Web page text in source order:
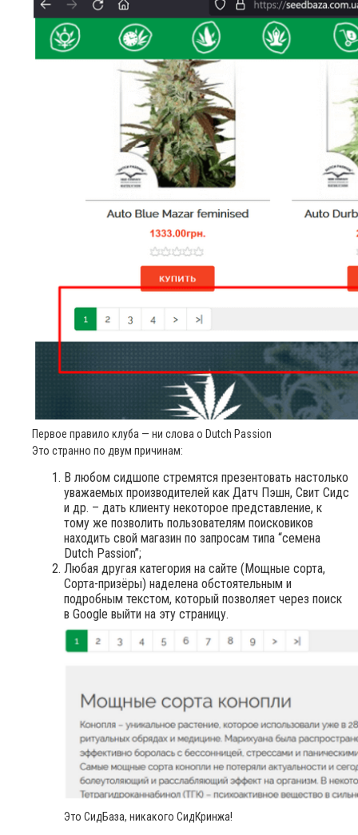
Первое правило клуба — ни слова о Dutch Passion
Это странно по двум причинам:
В любом сидшопе стремятся презентовать настолько
уважаемых производителей как Датч Пэшн, Свит Сидс
и др. – дать клиенту некоторое представление, к
тому же позволить пользователям поисковиков
находить свой магазин по запросам типа “семена
Dutch Passion”;
Любая другая категория на сайте (Мощные сорта,
Сорта-призёры) наделена обстоятельным и
подробным текстом, который позволяет через поиск
в Google выйти на эту страницу.
Это СидБаза, никакого СидКринжа!